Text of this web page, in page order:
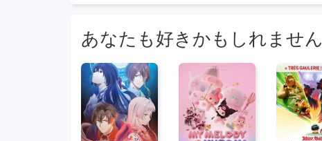
あなたも好きかもしれません